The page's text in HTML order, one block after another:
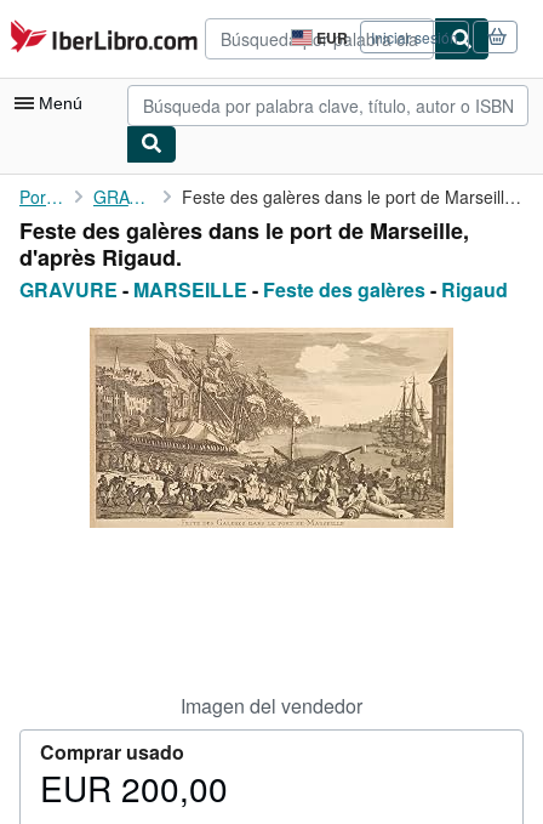
Pasar al contenido principal
IberLibro.com EUR
Preferencias
de
compra
del
Iniciar sesión
Menú
Mi cuenta
Consultar mis pedidos
Búsqueda avanzada
Colecciones
Libros antiguos
Arte y coleccionismo
Vendedores
Comenzar a vender
Portada GRAVURE Feste des galères dans le port de Marseille, d'après Rigaud.
Feste des galères dans le port de Marseille,
d'après Rigaud.
GRAVURE - MARSEILLE - Feste des galères- Rigaud
Imagen del vendedor
Comprar usado
Precio
EUR 200,00